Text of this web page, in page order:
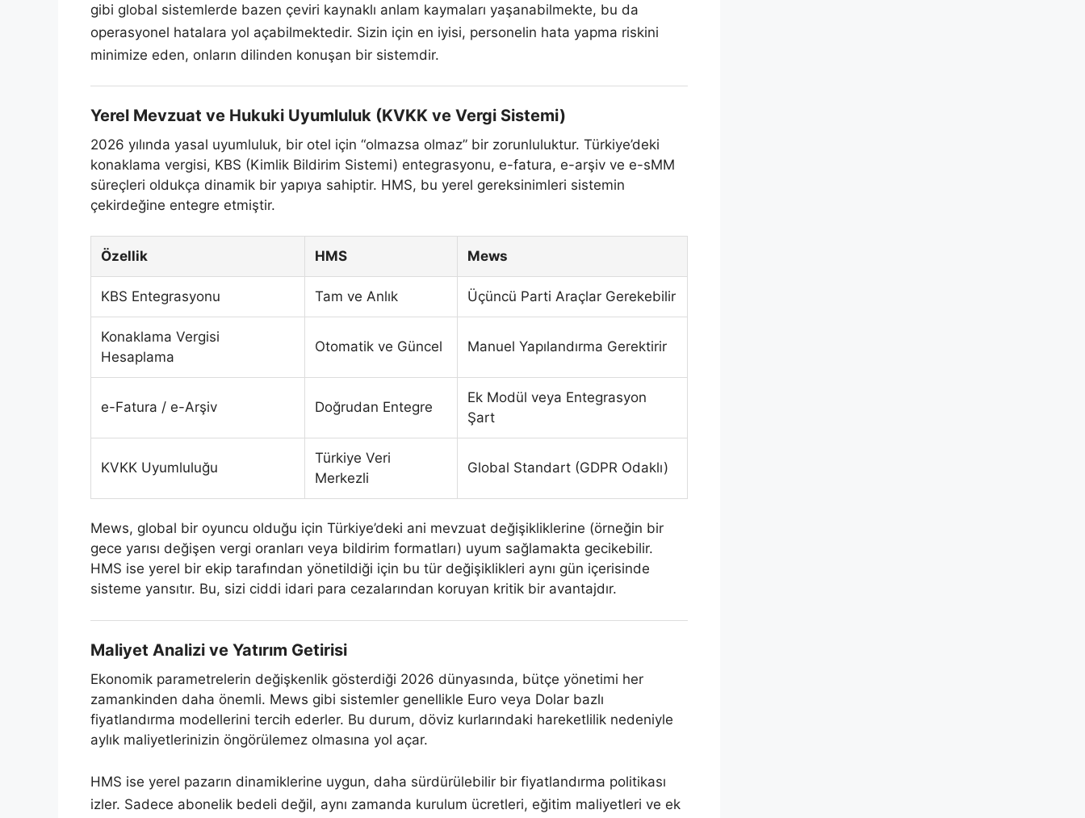
gibi global sistemlerde bazen çeviri kaynaklı anlam kaymaları yaşanabilmekte, bu da
operasyonel hatalara yol açabilmektedir. Sizin için en iyisi, personelin hata yapma riskini
minimize eden, onların dilinden konuşan bir sistemdir.
Yerel Mevzuat ve Hukuki Uyumluluk (KVKK ve Vergi Sistemi)
2026 yılında yasal uyumluluk, bir otel için “olmazsa olmaz” bir zorunluluktur. Türkiye’deki
konaklama vergisi, KBS (Kimlik Bildirim Sistemi) entegrasyonu, e-fatura, e-arşiv ve e-sMM
süreçleri oldukça dinamik bir yapıya sahiptir. HMS, bu yerel gereksinimleri sistemin
çekirdeğine entegre etmiştir.
Özellik HMS Mews
KBS Entegrasyonu Tam ve Anlık Üçüncü Parti Araçlar Gerekebilir
Konaklama Vergisi
Hesaplama
Otomatik ve Güncel Manuel Yapılandırma Gerektirir
e-Fatura / e-Arşiv Doğrudan Entegre
Ek Modül veya Entegrasyon
Şart
KVKK Uyumluluğu
Türkiye Veri
Merkezli
Global Standart (GDPR Odaklı)
Mews, global bir oyuncu olduğu için Türkiye’deki ani mevzuat değişikliklerine (örneğin bir
gece yarısı değişen vergi oranları veya bildirim formatları) uyum sağlamakta gecikebilir.
HMS ise yerel bir ekip tarafından yönetildiği için bu tür değişiklikleri aynı gün içerisinde
sisteme yansıtır. Bu, sizi ciddi idari para cezalarından koruyan kritik bir avantajdır.
Maliyet Analizi ve Yatırım Getirisi
Ekonomik parametrelerin değişkenlik gösterdiği 2026 dünyasında, bütçe yönetimi her
zamankinden daha önemli. Mews gibi sistemler genellikle Euro veya Dolar bazlı
fiyatlandırma modellerini tercih ederler. Bu durum, döviz kurlarındaki hareketlilik nedeniyle
aylık maliyetlerinizin öngörülemez olmasına yol açar.
HMS ise yerel pazarın dinamiklerine uygun, daha sürdürülebilir bir fiyatlandırma politikası
izler. Sadece abonelik bedeli değil, aynı zamanda kurulum ücretleri, eğitim maliyetleri ve ek